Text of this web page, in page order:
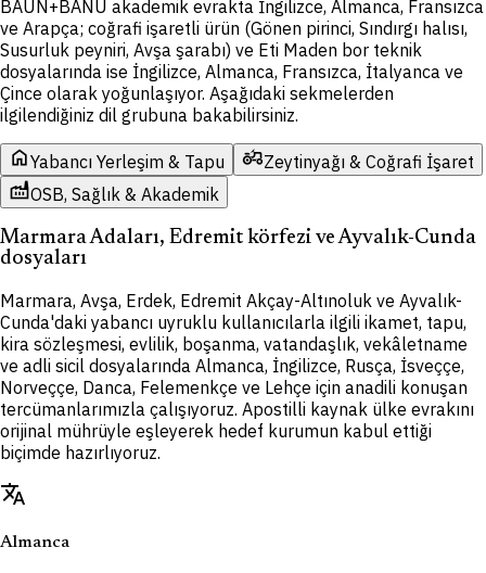
BAUN+BANÜ akademik evrakta İngilizce, Almanca, Fransızca
ve Arapça; coğrafi işaretli ürün (Gönen pirinci, Sındırgı halısı,
Susurluk peyniri, Avşa şarabı) ve Eti Maden bor teknik
dosyalarında ise İngilizce, Almanca, Fransızca, İtalyanca ve
Çince olarak yoğunlaşıyor. Aşağıdaki sekmelerden
ilgilendiğiniz dil grubuna bakabilirsiniz.
homeYabancı Yerleşim & Tapu agricultureZeytinyağı & Coğrafi İşaret
factoryOSB, Sağlık & Akademik
Marmara Adaları, Edremit körfezi ve Ayvalık-Cunda
dosyaları
Marmara, Avşa, Erdek, Edremit Akçay-Altınoluk ve Ayvalık-
Cunda'daki yabancı uyruklu kullanıcılarla ilgili ikamet, tapu,
kira sözleşmesi, evlilik, boşanma, vatandaşlık, vekâletname
ve adli sicil dosyalarında Almanca, İngilizce, Rusça, İsveççe,
Norveççe, Danca, Felemenkçe ve Lehçe için anadili konuşan
tercümanlarımızla çalışıyoruz. Apostilli kaynak ülke evrakını
orijinal mührüyle eşleyerek hedef kurumun kabul ettiği
biçimde hazırlıyoruz.
translate
Almanca